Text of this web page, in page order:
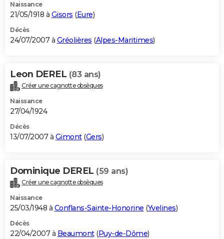
Naissance
21/05/1918 à Gisors (Eure)
Décès
24/07/2007 à Gréolières (Alpes-Maritimes)
Leon DEREL (83 ans)
Créer une cagnotte obsèques
Naissance
27/04/1924
Décès
13/07/2007 à Gimont(Gers)
Dominique DEREL (59 ans)
Créer une cagnotte obsèques
Naissance
25/03/1948 à Conflans-Sainte-Honorine (Yvelines)
Décès
22/04/2007 à Beaumont(Puy-de-Dôme)